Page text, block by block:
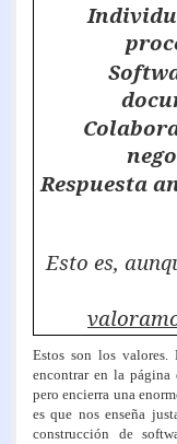
Respuesta
Esto es,
Estos son los valores.
encontrar en la página
pero encierra una
es que nos enseña
construcción de